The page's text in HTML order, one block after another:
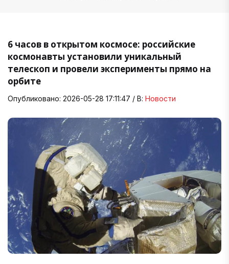
6 часов в открытом космосе: российские
космонавты установили уникальный
телескоп и провели эксперименты прямо на
орбите
Опубликовано: 2026-05-28 17:11:47 / В: Новости